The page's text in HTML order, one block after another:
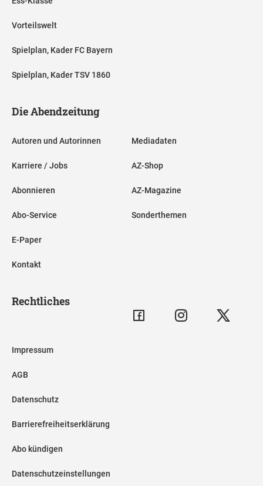
Vorteilswelt
Spielplan, Kader FC Bayern
Spielplan, Kader TSV 1860
Die Abendzeitung
Autoren und Autorinnen
Karriere / Jobs
Abonnieren
Abo-Service
E-Paper
Kontakt
Mediadaten
AZ-Shop
AZ-Magazine
Sonderthemen
Rechtliches
Impressum
AGB
Datenschutz
Barrierefreiheitserklärung
Abo kündigen
Datenschutzeinstellungen